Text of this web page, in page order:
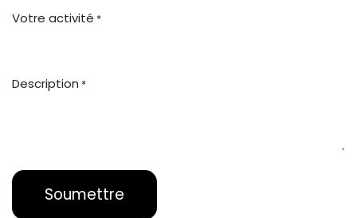
Votre activité *
Description *
Soumettre